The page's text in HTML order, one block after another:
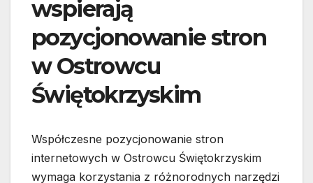
wspierają
pozycjonowanie stron
w Ostrowcu
Świętokrzyskim
Współczesne pozycjonowanie stron
internetowych w Ostrowcu Świętokrzyskim
wymaga korzystania z różnorodnych narzędzi